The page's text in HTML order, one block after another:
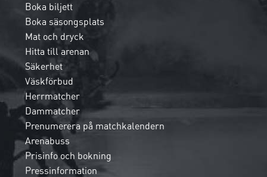
Boka biljett
Boka säsongsplats
Mat och dryck
Hitta till arenan
Säkerhet
Väskförbud
Herrmatcher
Dammatcher
Prenumerera på matchkalendern
Arenabuss
Prisinfo och bokning
Pressinformation